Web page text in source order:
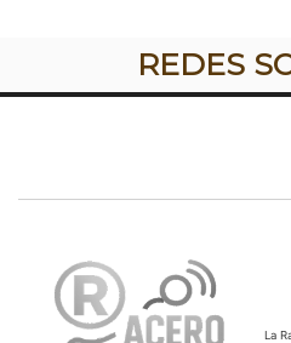
REDES
La